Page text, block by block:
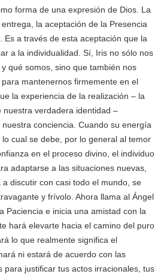
forma de una expresión de Dios. La
la aceptación de la Presencia
Es a través de esta aceptación que la
a la individualidad. Sí, Iris no sólo nos
qué somos, sino que también nos
mantenernos firmemente en el
la experiencia de la realización – la
nuestra verdadera identidad –
conciencia. Cuando su energía
cual se debe, por lo general al temor
en el proceso divino, el individuo
adaptarse a las situaciones nuevas,
discutir con casi todo el mundo, se
y frívolo. Ahora llama al Ángel
Paciencia e inicia una amistad con la
hará elevarte hacia el camino del puro
lo que realmente significa el
ni estará de acuerdo con las
para justificar tus actos irracionales, tus